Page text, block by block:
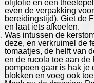
olijfolie en een
even de verpakking
bereidingstijd). Giet de
en laat iets afkoelen.
Was intussen de
deze, en verkruimel de
tomaatjes, de helft van
en de rucola toe aan de
pompoen gaar is hak je
blokken en voeg ook